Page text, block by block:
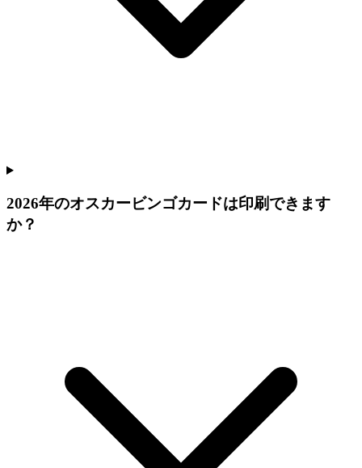
2026年のオスカービンゴカードは印刷できます
か？